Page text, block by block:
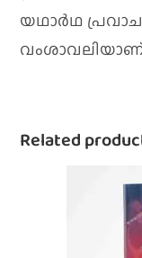
യഥാര്‍ഥ
Related